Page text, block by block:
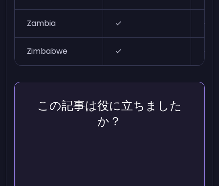
Zambia ✓ ✓
Zimbabwe ✓ ✓
この記事は役に立ちました
か？